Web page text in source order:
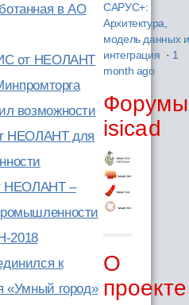
в АО
от НЕОЛАНТ
возможности
НЕОЛАНТ для
НЕОЛАНТ –
2018
к
«Умный город»
САРУС+:
Архитектура,
модель данных и
интеграция · 1
month ago
Форумы
isicad
О
проекте